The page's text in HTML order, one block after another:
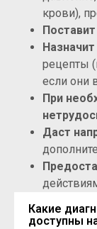
крови),
рецепты
если они
При
Даст
Какие
доступны